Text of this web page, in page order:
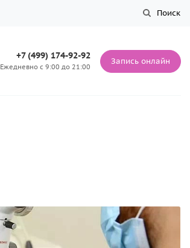
Поиск
+7 (499) 174-92-92
Ежедневно с 9:00 до 21:00
Запись онлайн